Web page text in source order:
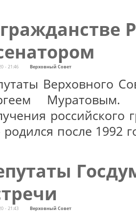
- 21:46 Верховный Совет
Верховного
родился после 1992
- 21:43 Верховный Совет